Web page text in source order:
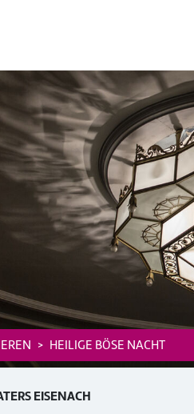
HEILIGE BÖSE NACHT
EISENACH